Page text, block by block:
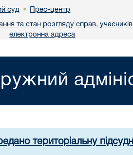
суд • Прес-центр
та стан розгляду справ,
електронна адреса
територіальну